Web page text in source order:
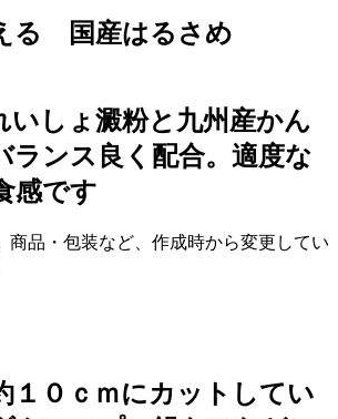
える 国産はるさめ
いしょ澱粉と九州産かん
ランス良く配合。適度な
感です
商品・包装など、作成時から変更してい
１０ｃｍにカットしてい